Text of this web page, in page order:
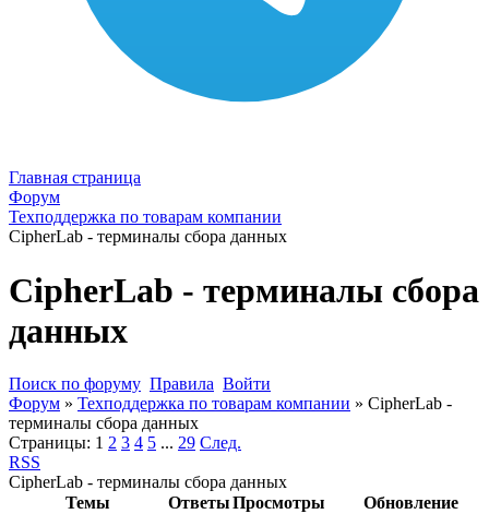
Главная страница
Форум
Техподдержка по товарам компании
CipherLab - терминалы сбора данных
CipherLab - терминалы сбора
данных
Поиск по форуму Правила Войти
Форум » Техподдержка по товарам компании » CipherLab -
терминалы сбора данных
Страницы: 1 2 3 4 5 ... 29 След.
RSS
CipherLab - терминалы сбора данных
Темы
ОтветыПросмотры
Обновление